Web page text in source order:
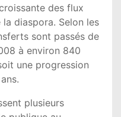
des flux
diaspora. Selon les
sont passés de
à environ 840
une progression
plusieurs